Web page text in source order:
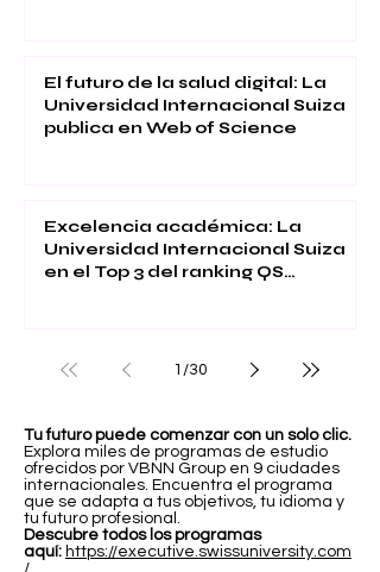
El futuro de la salud digital: La
Universidad Internacional Suiza
publica en Web of Science
Excelencia académica: La
Universidad Internacional Suiza
en el Top 3 del ranking QS
1 /30
Tu futuro puede comenzar con un solo clic.
Explora miles de programas de estudio
ofrecidos por VBNN Group en 9 ciudades
internacionales. Encuentra el programa
que se adapta a tus objetivos, tu idioma y
tu futuro profesional.
Descubre todos los programas
aquí: https://executive.swissuniversity.com
/